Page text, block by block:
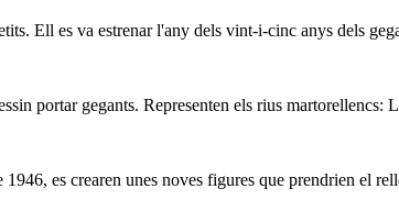
Ell es va estrenar l'any dels vint-i-cinc anys dels
portar gegants. Representen els rius martorellencs:
es crearen unes noves figures que prendrien el